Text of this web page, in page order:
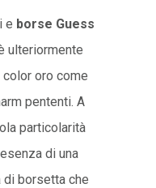
e borse Guess
ulteriormente
oro come
pententi. A
particolarità
di una
borsetta che